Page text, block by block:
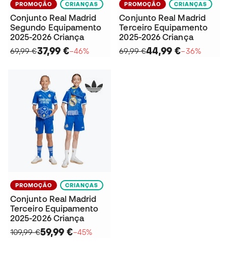
PROMOÇÃO CRIANÇAS
Conjunto Real Madrid
Segundo Equipamento
2025-2026 Criança
69,99 €37,99 €−46%
PROMOÇÃO CRIANÇAS
Conjunto Real Madrid
Terceiro Equipamento
2025-2026 Criança
69,99 €44,99 €−36%
PROMOÇÃO CRIANÇAS
Conjunto Real Madrid
Terceiro Equipamento
2025-2026 Criança
109,99 €59,99 €−45%